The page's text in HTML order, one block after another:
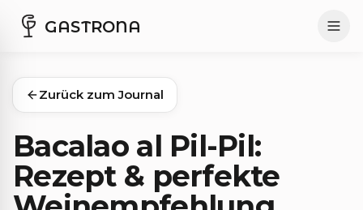
GASTRONA
Zurück zum Journal
Bacalao al Pil-Pil:
Rezept & perfekte